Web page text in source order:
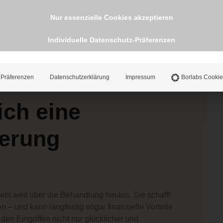
auch ohne diesen Eingriff erreichen.
sind erfolgreich getan. Dr.
super Arzt! Vielen Dank.
eine
weit über die Behandlung hinaus. Sie schafft
– und kann langfristig sogar finanzielle Vorteile
Eingriffen nicht nur glücklicher und
Nur essenzielle Cookies akzeptieren
Individuelle Datenschutz-Präferenzen
Präferenzen Datenschutzerklärung Impressum Borlabs Cookie